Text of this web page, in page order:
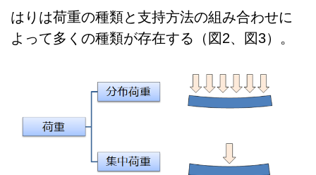
はりは荷重の種類と支持方法の組み合わせに
よって多くの種類が存在する（図2、図3）。